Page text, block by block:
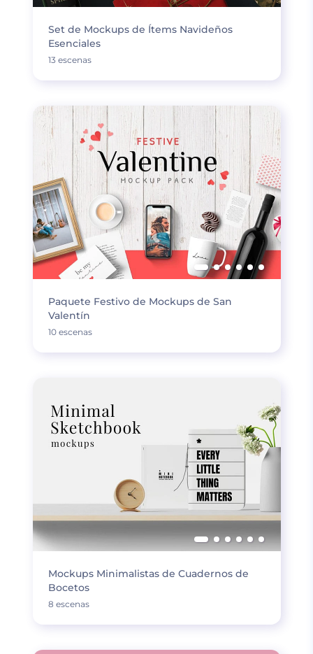
Set de Mockups de Ítems Navideños
Esenciales
13 escenas
Paquete Festivo de Mockups de San
Valentín
10 escenas
Mockups Minimalistas de Cuadernos de
Bocetos
8 escenas